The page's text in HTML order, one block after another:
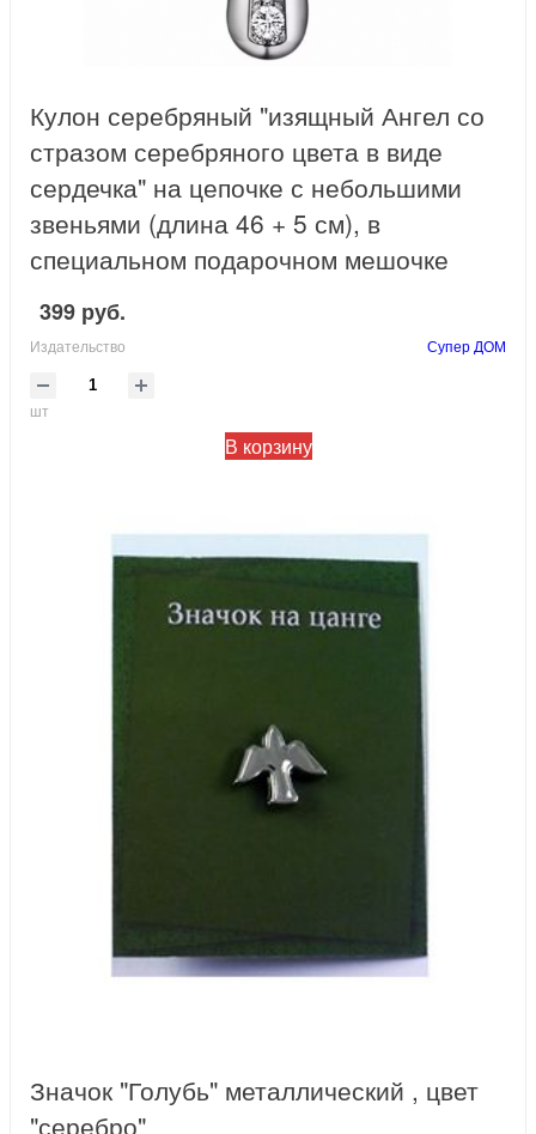
Кулон серебряный "изящный Ангел со
стразом серебряного цвета в виде
сердечка" на цепочке с небольшими
звеньями (длина 46 + 5 см), в
специальном подарочном мешочке
399 руб.
Издательство Супер ДОМ
шт
В корзину
Значок "Голубь" металлический , цвет
"серебро"